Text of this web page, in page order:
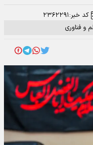
و فناوری
کد خبر:۲۳۶۲۲۹۱